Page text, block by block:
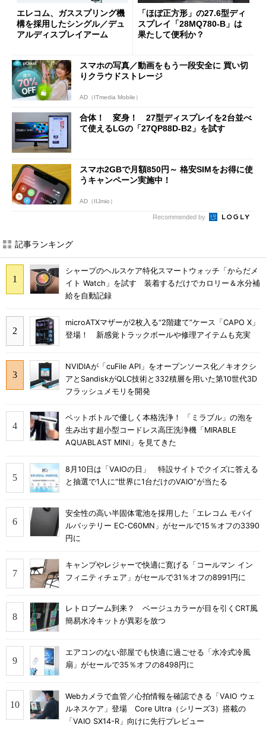
エレコム、ガススプリング機
構を採用したシングル／デュ
アルディスプレイアーム
「ほぼ正方形」の27.6型ディ
スプレイ「28MQ780-B」は
果たして便利か？
スマホの写真／動画をもう一段安全に 買い切
りクラウドストレージ
AD（ITmedia Mobile）
合体！ 変身！ 27型ディスプレイを2台並べ
て使えるLGの「27QP88D-B2」を試す
スマホ2GBで月額850円～ 格安SIMをお得に使
うキャンペーン実施中！
AD（IIJmio）
Recommended by
記事ランキング
シャープのヘルスケア特化スマートウォッチ「からだメ
イト Watch」を試す 装着するだけでカロリー＆水分補
給を自動記録
microATXマザーが2枚入る“2階建て”ケース「CAPO X」
登場！ 新感覚トラックボールや修理アイテムも充実
NVIDIAが「cuFile API」をオープンソース化／キオクシ
アとSandiskがQLC技術と332積層を用いた第10世代3D
フラッシュメモリを開発
ペットボトルで優しく本格洗浄！ 「ミラブル」の泡を
生み出す超小型コードレス高圧洗浄機「MIRABLE
AQUABLAST MINI」を見てきた
8月10日は「VAIOの日」 特設サイトでクイズに答える
と抽選で1人に“世界に1台だけのVAIO”が当たる
安全性の高い半固体電池を採用した「エレコム モバイ
ルバッテリー EC-C60MN」がセールで15％オフの3390
円に
キャンプやレジャーで快適に寛げる「コールマン イン
フィニティチェア」がセールで31％オフの8991円に
レトロブーム到来？ ベージュカラーが目を引くCRT風
簡易水冷キットが異彩を放つ
エアコンのない部屋でも快適に過ごせる「水冷式冷風
扇」がセールで35％オフの8498円に
Webカメラで血管／心拍情報を確認できる「VAIO ウェ
ルネスケア」登場 Core Ultra（シリーズ3）搭載の
「VAIO SX14-R」向けに先行プレビュー